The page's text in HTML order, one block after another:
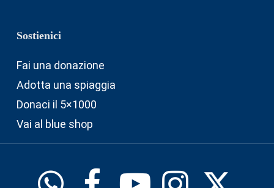
Sostienici
Fai una donazione
Adotta una spiaggia
Donaci il 5×1000
Vai al blue shop